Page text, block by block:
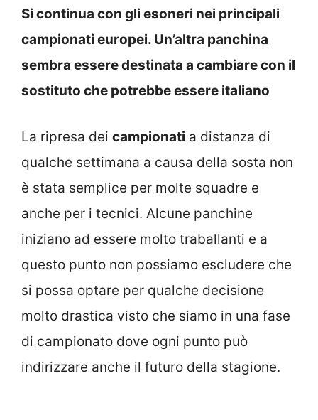
Si continua con gli esoneri nei principali
campionati europei. Un’altra panchina
sembra essere destinata a cambiare con il
sostituto che potrebbe essere italiano
La ripresa dei campionati a distanza di
qualche settimana a causa della sosta non
è stata semplice per molte squadre e
anche per i tecnici. Alcune panchine
iniziano ad essere molto traballanti e a
questo punto non possiamo escludere che
si possa optare per qualche decisione
molto drastica visto che siamo in una fase
di campionato dove ogni punto può
indirizzare anche il futuro della stagione.